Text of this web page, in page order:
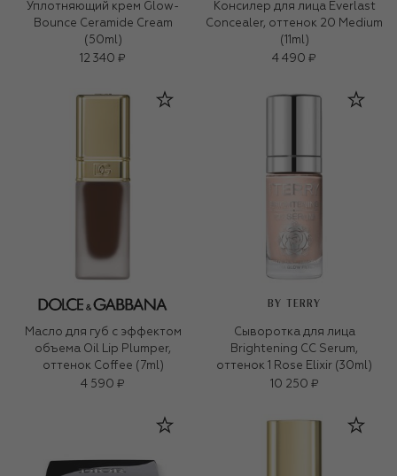
Уплотняющий крем Glow-
Bounce Ceramide Cream
(50ml)
12 340 ₽
Консилер для лица Everlast
Concealer, оттенок 20 Medium
(11ml)
4 490 ₽
Масло для губ с эффектом
объема Oil Lip Plumper,
оттенок Coffee (7ml)
4 590 ₽
BY TERRY
Сыворотка для лица
Brightening CC Serum,
оттенок 1 Rose Elixir (30ml)
10 250 ₽